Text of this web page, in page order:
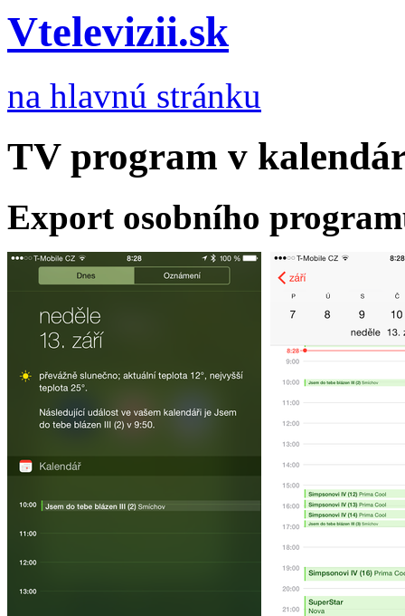
Vtelevizii.sk
na hlavnú stránku
TV program v
Export osobního